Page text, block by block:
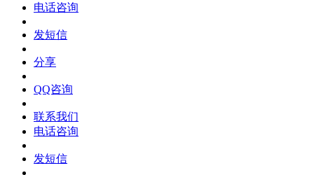
电话咨询
发短信
分享
QQ咨询
联系我们
电话咨询
发短信